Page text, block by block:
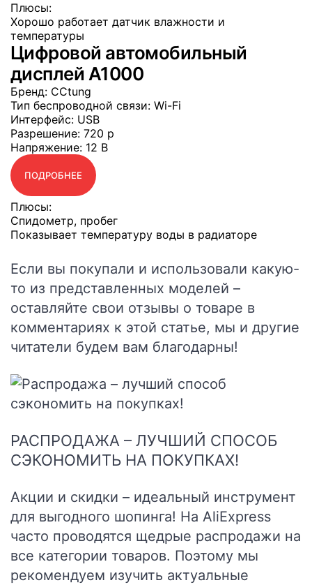
Плюсы:
Хорошо работает датчик влажности и
температуры
Цифровой автомобильный
дисплей A1000
Бренд: CCtung
Тип беспроводной связи: Wi-Fi
Интерфейс: USB
Разрешение: 720 р
Напряжение: 12 В
ПОДРОБНЕЕ
Плюсы:
Спидометр, пробег
Показывает температуру воды в радиаторе
Если вы покупали и использовали какую-
то из представленных моделей –
оставляйте свои отзывы о товаре в
комментариях к этой статье, мы и другие
читатели будем вам благодарны!
РАСПРОДАЖА – ЛУЧШИЙ СПОСОБ
СЭКОНОМИТЬ НА ПОКУПКАХ!
Акции и скидки – идеальный инструмент
для выгодного шопинга! На AliExpress
часто проводятся щедрые распродажи на
все категории товаров. Поэтому мы
рекомендуем изучить актуальные